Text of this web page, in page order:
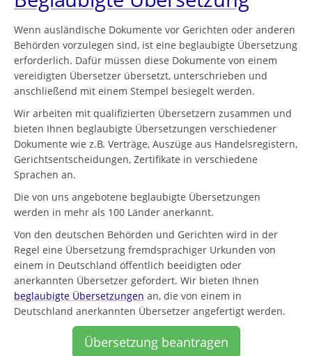
Wenn ausländische Dokumente vor Gerichten oder anderen
Behörden vorzulegen sind, ist eine beglaubigte Übersetzung
erforderlich. Dafür müssen diese Dokumente von einem
vereidigten Übersetzer übersetzt, unterschrieben und
anschließend mit einem Stempel besiegelt werden.
Wir arbeiten mit qualifizierten Übersetzern zusammen und
bieten Ihnen beglaubigte Übersetzungen verschiedener
Dokumente wie z.B. Verträge, Auszüge aus Handelsregistern,
Gerichtsentscheidungen, Zertifikate in verschiedene
Sprachen an.
Die von uns angebotene beglaubigte Übersetzungen
werden in mehr als 100 Länder anerkannt.
Von den deutschen Behörden und Gerichten wird in der
Regel eine Übersetzung fremdsprachiger Urkunden von
einem in Deutschland öffentlich beeidigten oder
anerkannten Übersetzer gefordert. Wir bieten Ihnen
beglaubigte Übersetzungen an, die von einem in
Deutschland anerkannten Übersetzer angefertigt werden.
Übersetzung beantragen